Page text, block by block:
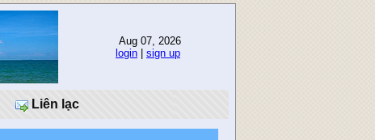
Aug 07, 2026
login
sign up
Liên lạc